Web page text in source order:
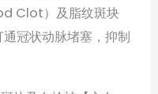
Clot）及脂纹斑块
冠状动脉堵塞，抑制